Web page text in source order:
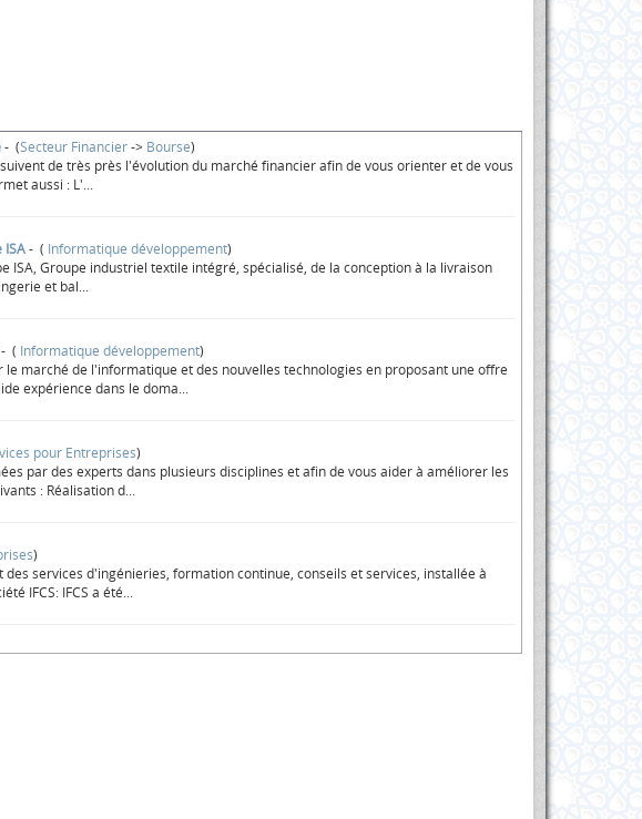
- (Secteur Financier-> Bourse)
de très près l'évolution du marché financier afin de vous orienter et de vous
aussi : L'...
ISA- ( Informatique développement)
Groupe industriel textile intégré, spécialisé, de la conception à la livraison
et bal...
- ( Informatique développement)
le marché de l'informatique et des nouvelles technologies en proposant une offre
expérience dans le doma...
pour Entreprises)
par des experts dans plusieurs disciplines et afin de vous aider à améliorer les
: Réalisation d...
)
des services d'ingénieries, formation continue, conseils et services, installée à
IFCS: IFCS a été...